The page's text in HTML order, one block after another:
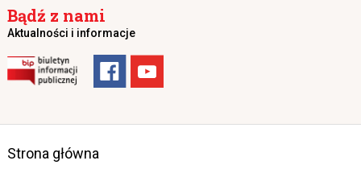
Bądź z nami
Aktualności i informacje
Strona główna